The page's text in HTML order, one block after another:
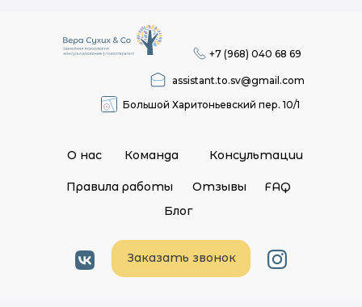
О нас Консультации
Правила работы Отзывы FAQ
Заказать звонок
Блог
Команда
Большой Харитоньевский пер. 10/1
+7 (968) 040 68 69
assistant.to.sv@gmail.com